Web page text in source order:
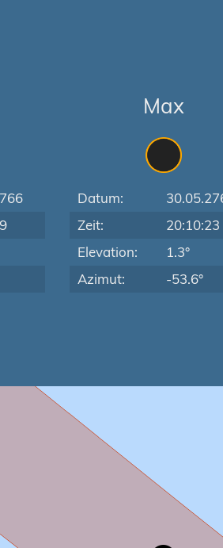
Max
Datum:
Zeit:
20:10:23
Elevation:
1.3°
Azimut:
-53.6°